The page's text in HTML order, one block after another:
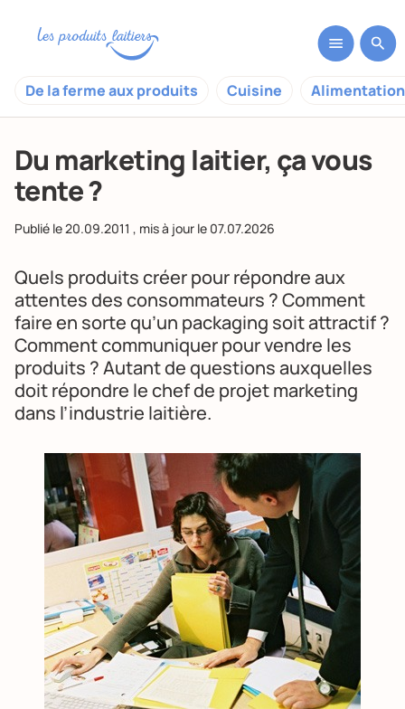
De la ferme aux produits Cuisine
Du marketing laitier, ça vous
tente ?
Publié le20.09.2011 , mis à jour le 07.07.2026
Quels produits créer pour répondre aux
attentes des consommateurs ? Comment
faire en sorte qu’un packaging soit attractif ?
Comment communiquer pour vendre les
produits ? Autant de questions auxquelles
doit répondre le chef de projet marketing
dans l’industrie laitière.